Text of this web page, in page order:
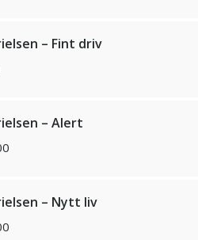
– Fint driv
– Alert
– Nytt liv